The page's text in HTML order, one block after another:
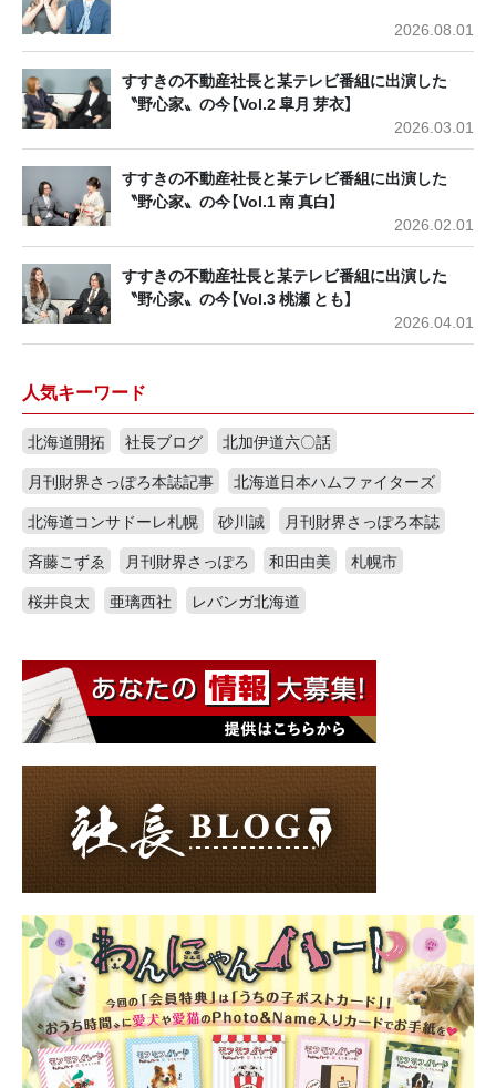
2026.08.01
すすきの不動産社長と某テレビ番組に出演した
〝野心家〟の今【Vol.2 皐月 芽衣】
2026.03.01
すすきの不動産社長と某テレビ番組に出演した
〝野心家〟の今【Vol.1 南 真白】
2026.02.01
すすきの不動産社長と某テレビ番組に出演した
〝野心家〟の今【Vol.3 桃瀬 とも】
2026.04.01
人気キーワード
北海道開拓 社長ブログ
北加伊道六〇話
月刊財界さっぽろ本誌記事
北海道日本ハムファイターズ
北海道コンサドーレ札幌
砂川誠
月刊財界さっぽろ本誌
斉藤こずゑ
月刊財界さっぽろ 和田由美
札幌市
桜井良太
亜璃西社 レバンガ北海道